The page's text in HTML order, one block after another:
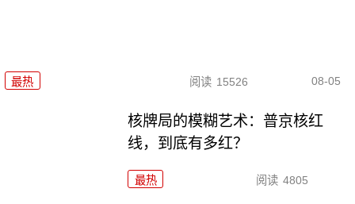
最热 阅读 15526 08-05
核牌局的模糊艺术：普京核红
线，到底有多红？
最热 阅读 4805